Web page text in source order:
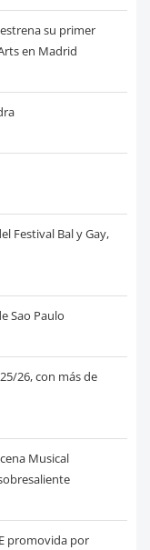
su primer
en Madrid
Festival Bal y Gay,
Sao Paulo
26, con más de
Musical
promovida por